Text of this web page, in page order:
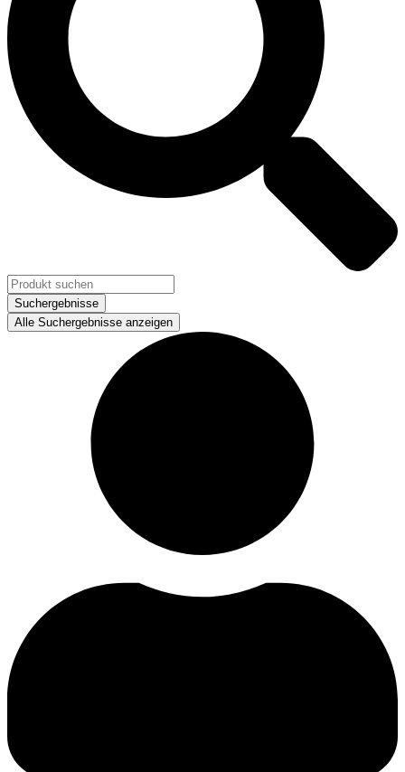
Suchergebnisse
Alle Suchergebnisse anzeigen